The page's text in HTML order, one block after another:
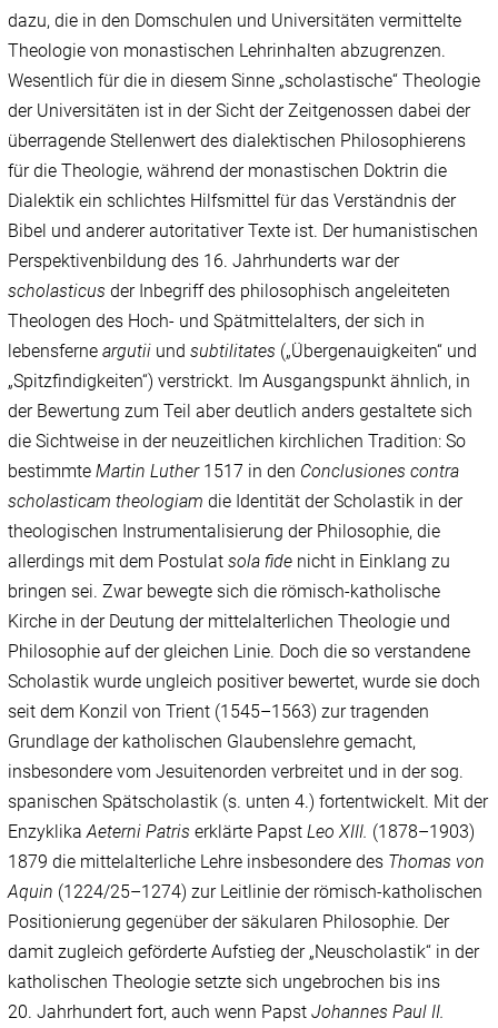
dazu, die in den Domschulen und Universitäten vermittelte
Theologie von monastischen Lehrinhalten abzugrenzen.
Wesentlich für die in diesem Sinne „scholastische“ Theologie
der Universitäten ist in der Sicht der Zeitgenossen dabei der
überragende Stellenwert des dialektischen Philosophierens
für die Theologie, während der monastischen Doktrin die
Dialektik ein schlichtes Hilfsmittel für das Verständnis der
Bibel und anderer autoritativer Texte ist. Der humanistischen
Perspektivenbildung des 16. Jahrhunderts war der
scholasticus der Inbegriff des philosophisch angeleiteten
Theologen des Hoch- und Spätmittelalters, der sich in
lebensferneargutii undsubtilitates („Übergenauigkeiten“ und
„Spitzfindigkeiten“) verstrickt. Im Ausgangspunkt ähnlich, in
der Bewertung zum Teil aber deutlich anders gestaltete sich
die Sichtweise in der neuzeitlichen kirchlichen Tradition: So
bestimmteMartin Luther1517 in den Conclusiones contra
scholasticam theologiam die Identität der Scholastik in der
theologischen Instrumentalisierung der Philosophie, die
allerdings mit dem Postulatsola fide nicht in Einklang zu
bringen sei. Zwar bewegte sich die römisch-katholische
Kirche in der Deutung der mittelalterlichen Theologie und
Philosophie auf der gleichen Linie. Doch die so verstandene
Scholastik wurde ungleich positiver bewertet, wurde sie doch
seit dem Konzil von Trient (1545–1563) zur tragenden
Grundlage der katholischen Glaubenslehre gemacht,
insbesondere vom Jesuitenorden verbreitet und in der sog.
spanischen Spätscholastik (s. unten 4.) fortentwickelt. Mit der
EnzyklikaAeterni Patris erklärte PapstLeo XIII. (1878–1903)
1879 die mittelalterliche Lehre insbesondere des Thomas von
Aquin (1224/‌25–1274) zur Leitlinie der römisch-katholischen
Positionierung gegenüber der säkularen Philosophie. Der
damit zugleich geförderte Aufstieg der „Neuscholastik“ in der
katholischen Theologie setzte sich ungebrochen bis ins
20. Jahrhundert fort, auch wenn PapstJohannes Paul II.